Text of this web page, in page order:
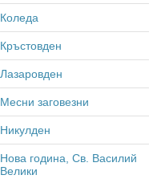
Коледа
Кръстовден
Лазаровден
Месни заговезни
Никулден
Нова година, Св. Василий
Велики